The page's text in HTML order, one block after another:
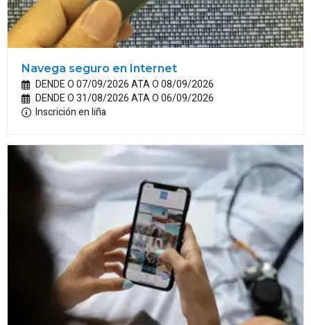
Navega seguro en Internet
DENDE O 07/09/2026 ATA O 08/09/2026
DENDE O 31/08/2026 ATA O 06/09/2026
Inscrición en liña